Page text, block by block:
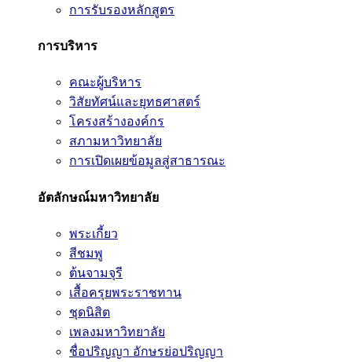
การรับรองหลักสูตร
การบริหาร
คณะผู้บริหาร
วิสัยทัศน์และยุทธศาสตร์
โครงสร้างองค์กร
สภามหาวิทยาลัย
การเปิดเผยข้อมูลสู่สาธารณะ
อัตลักษณ์มหาวิทยาลัย
พระเกี้ยว
สีชมพู
ต้นจามจุรี
เสื้อครุยพระราชทาน
ชุดนิสิต
เพลงมหาวิทยาลัย
ชื่อปริญญา อักษรย่อปริญญา